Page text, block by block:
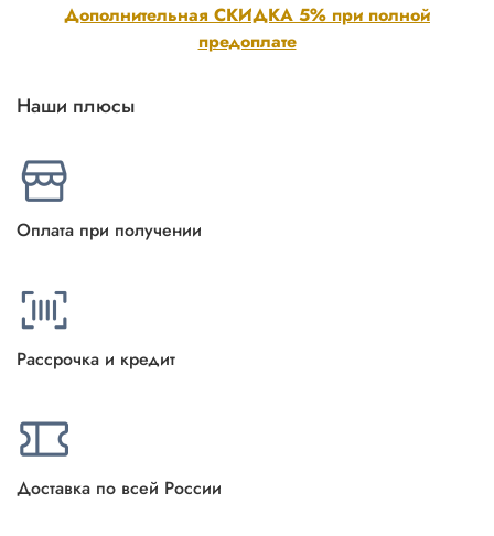
Дополнительная СКИДКА 5% при полной
предоплате
Наши плюсы
Оплата при получении
Рассрочка и кредит
Доставка по всей России